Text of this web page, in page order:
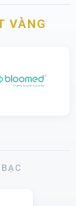
VÀNG